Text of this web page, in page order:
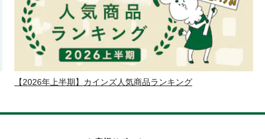
【2026年上半期】カインズ人気商品ランキング